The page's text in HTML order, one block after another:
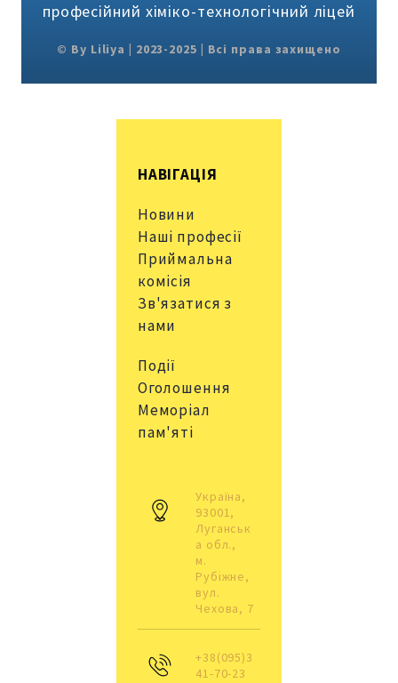
професійний хіміко-технологічний ліцей
© By Liliya | 2023-2025 | Всі права захищено
НАВІГАЦІЯ
Новини
Наші професії
Приймальна
комісія
Зв'язатися з
нами
Події
Оголошення
Меморіал
пам'яті
Україна,
93001,
Луганськ
а обл.,
м.
Рубіжне,
вул.
Чехова, 7
+38(095)3
41-70-23